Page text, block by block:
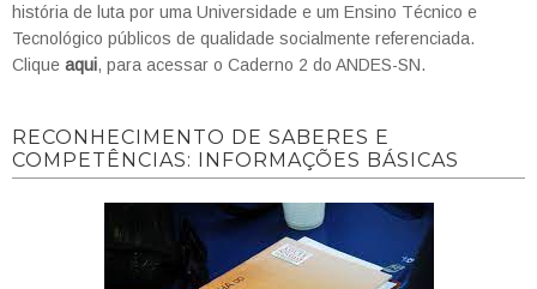
história de luta por uma Universidade e um Ensino Técnico e
Tecnológico públicos de qualidade socialmente referenciada.
Clique aqui, para acessar o Caderno 2 do ANDES-SN.
RECONHECIMENTO DE SABERES E
COMPETÊNCIAS: INFORMAÇÕES BÁSICAS